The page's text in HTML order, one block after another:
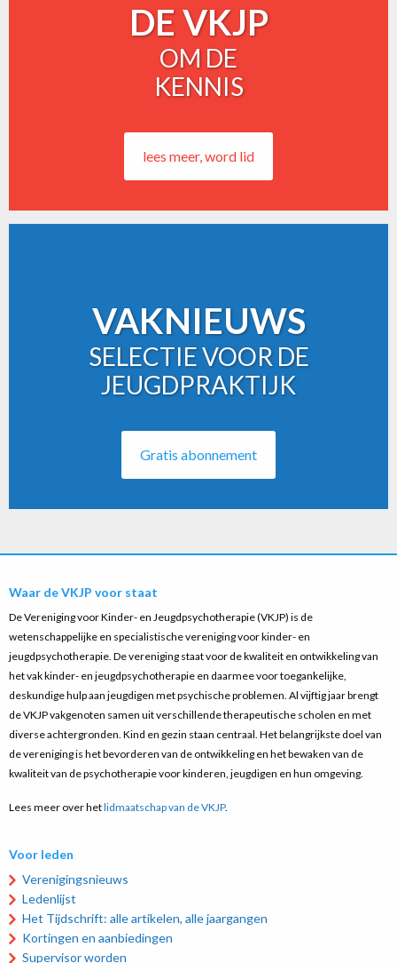
DE VKJP
OM DE
KENNIS
lees meer, word lid
VAKNIEUWS
SELECTIE VOOR DE
JEUGDPRAKTIJK
Gratis abonnement
Waar de VKJP voor staat
De Vereniging voor Kinder- en Jeugdpsychotherapie (VKJP) is de
wetenschappelijke en specialistische vereniging voor kinder- en
jeugdpsychotherapie. De vereniging staat voor de kwaliteit en ontwikkeling van
het vak kinder- en jeugdpsychotherapie en daarmee voor toegankelijke,
deskundige hulp aan jeugdigen met psychische problemen. Al vijftig jaar brengt
de VKJP vakgenoten samen uit verschillende therapeutische scholen en met
diverse achtergronden. Kind en gezin staan centraal. Het belangrijkste doel van
de vereniging is het bevorderen van de ontwikkeling en het bewaken van de
kwaliteit van de psychotherapie voor kinderen, jeugdigen en hun omgeving.
Lees meer over hetlidmaatschap van de VKJP.
Voor leden
Verenigingsnieuws
Ledenlijst
Het Tijdschrift: alle artikelen, alle jaargangen
Kortingen en aanbiedingen
Supervisor worden